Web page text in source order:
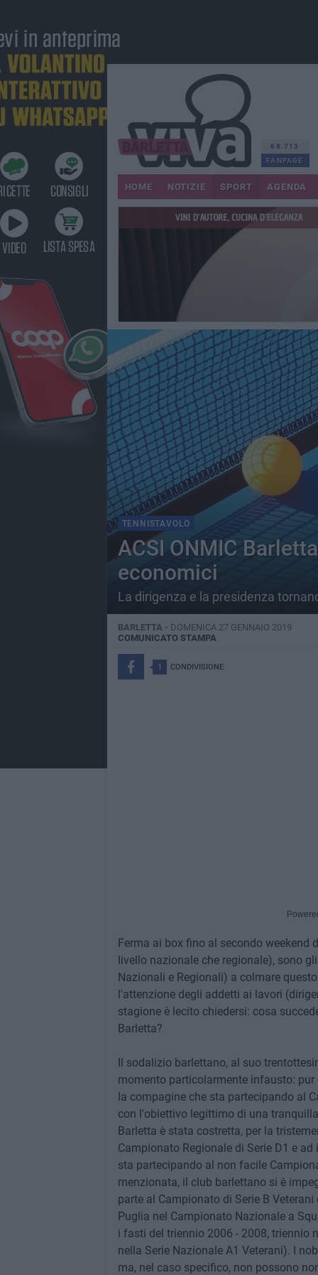
68.713
FANPAGE
HOME NOTIZIE SPORT AGENDA
TENNISTAVOLO
ACSI ONMIC
economici
La dirigenza e la presidenza
BARLETTA - DOMENICA 27 GENNAIO 2019
COMUNICATO STAMPA
1 CONDIVISIONE
Ferma ai box fino al secondo
livello nazionale che regionale), sono
Nazionali e Regionali) a colmare
l'attenzione degli addetti ai lavori
stagione è lecito chiedersi: cosa
Barletta?
Il sodalizio barlettano, al suo
momento particolarmente infausto:
la compagine che sta partecipando al
con l'obiettivo legittimo di una
Barletta è stata costretta, per la
Campionato Regionale di Serie D1 e
sta partecipando al non facile
menzionata, il club barlettano si è
parte al Campionato di Serie B
Puglia nel Campionato Nazionale a
i fasti del triennio 2006 - 2008, triennio
nella Serie Nazionale A1 Veterani). I
ma, nel caso specifico, non possono